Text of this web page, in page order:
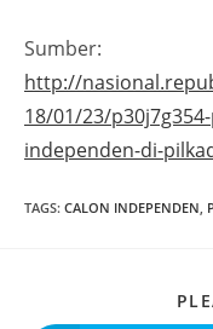
Sumber:
http://
18/01/23/
independen-di-
TAGS: CALON INDEPENDEN